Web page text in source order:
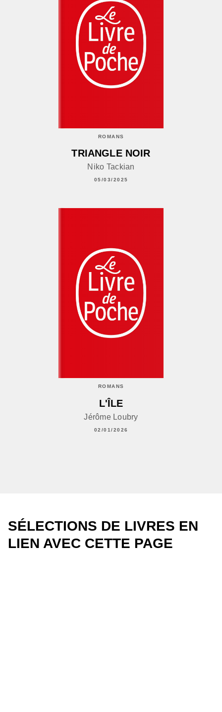
ROMANS
TRIANGLE NOIR
Niko Tackian
05/03/2025
ROMANS
L'ÎLE
Jérôme Loubry
02/01/2026
SÉLECTIONS DE LIVRES EN
LIEN AVEC CETTE PAGE